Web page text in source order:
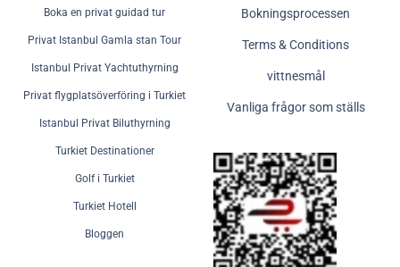
Boka en privat guidad tur
Privat Istanbul Gamla stan Tour
Istanbul Privat Yachtuthyrning
Privat flygplatsöverföring i Turkiet
Istanbul Privat Biluthyrning
Turkiet Destinationer
Golf i Turkiet
Turkiet Hotell
Bloggen
Bokningsprocessen
Terms & Conditions
vittnesmål
Vanliga frågor som ställs